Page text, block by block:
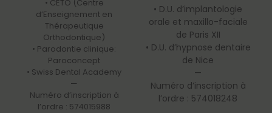
• CETO (Centre
d’Enseignement en
Thérapeutique
Orthodontique)
• Parodontie clinique:
Paroconcept
• Swiss Dental Academy
—
Numéro d’inscription à
l’ordre : 574015988
• D.U. d’implantologie
orale et maxillo-faciale
de Paris XII
• D.U. d’hypnose dentaire
de Nice
—
Numéro d’inscription à
l’ordre : 574018248